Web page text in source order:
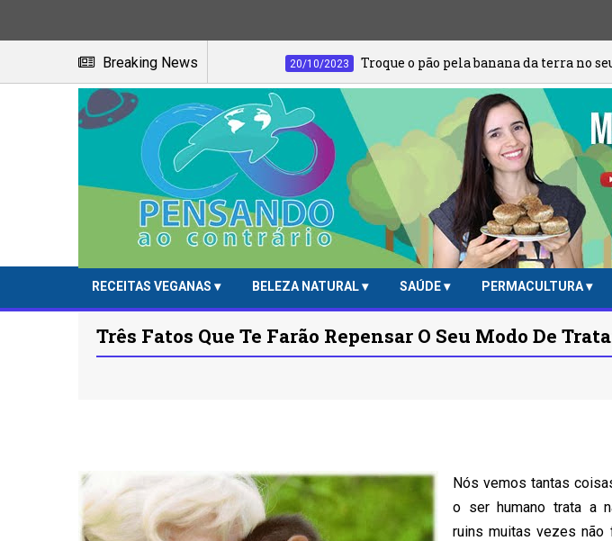
Breaking News
de acerola! 20/10/2023 Troque o pão pela banana da terra no seu café da manhã!
RECEITAS VEGANAS BELEZA NATURAL SAÚDE PERMACULTURA
Três Fatos Que Te Farão Repensar O Seu Modo De
Nós vemos tantas
o ser humano trata a
ruins muitas vezes não